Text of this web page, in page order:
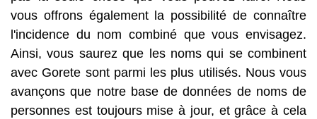
vous offrons également la possibilité de connaître
l'incidence du nom combiné que vous envisagez.
Ainsi, vous saurez que les noms qui se combinent
avec Gorete sont parmi les plus utilisés. Nous vous
avançons que notre base de données de noms de
personnes est toujours mise à jour, et grâce à cela